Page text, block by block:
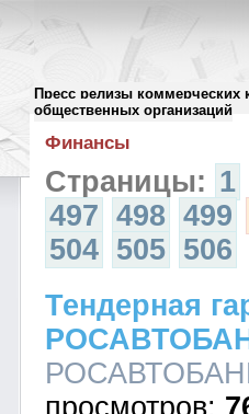
Пресс релизы коммерческих
общественных организаций
Архив пресс-релизов//
Финансы
Страницы: 1
497 498 499
504 505 506
Тендерная